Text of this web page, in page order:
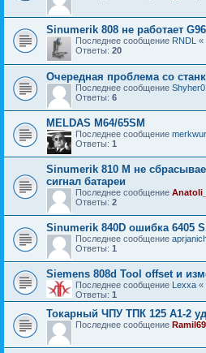
Sinumerik 808 не работает G96
Последнее сообщение RNDL «
Ответы: 20
Очередная проблема со
Последнее сообщение
Ответы: 6
MELDAS M64/65SM
Последнее сообщение
Ответы: 1
Sinumerik 810 M не
сигнал батареи
Последнее сообщение
Ответы: 2
Sinumerik 840D ошибка 6405
Последнее сообщение
Ответы: 1
Siemens 808d Tool offset и
Последнее сообщение Lexxa «
Ответы: 1
Токарный ЧПУ ТПК 125 А1-2
Последнее сообщение Ramil69